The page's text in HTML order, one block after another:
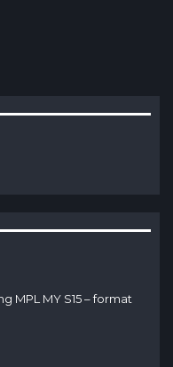
MPL MY S15 – format